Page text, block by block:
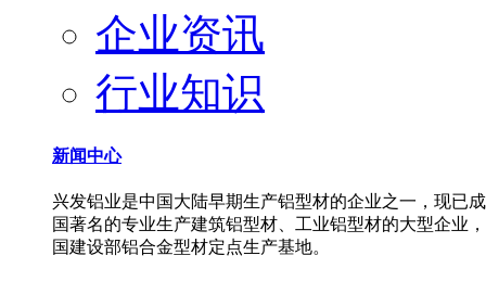
企业资讯
行业知识
新闻中心
兴发铝业是中国大陆早期生产铝型材的企业之一，现已
国著名的专业生产建筑铝型材、工业铝型材的大型企业
国建设部铝合金型材定点生产基地。